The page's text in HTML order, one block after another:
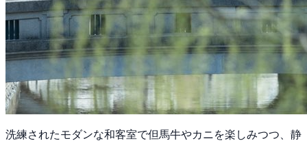
洗練されたモダンな和客室で但馬牛やカニを楽しみつつ、静